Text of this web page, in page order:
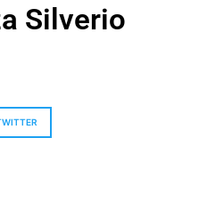
Silverio